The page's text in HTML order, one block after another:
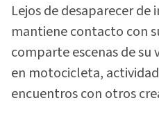
Lejos de desaparecer
mantiene contacto con
comparte escenas de
en motocicleta,
encuentros con otros